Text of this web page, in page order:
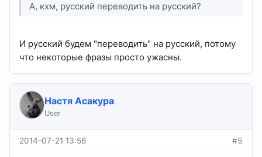
А, кхм, русский переводить на русский?
И русский будем "переводить" на русский, потому
что некоторые фразы просто ужасны.
Настя Асакура
User
2014-07-21 13:56 #5